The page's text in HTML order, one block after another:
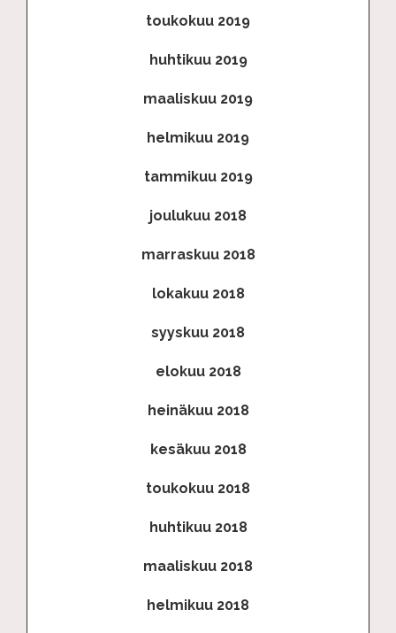
toukokuu 2019
huhtikuu 2019
maaliskuu 2019
helmikuu 2019
tammikuu 2019
joulukuu 2018
marraskuu 2018
lokakuu 2018
syyskuu 2018
elokuu 2018
heinäkuu 2018
kesäkuu 2018
toukokuu 2018
huhtikuu 2018
maaliskuu 2018
helmikuu 2018